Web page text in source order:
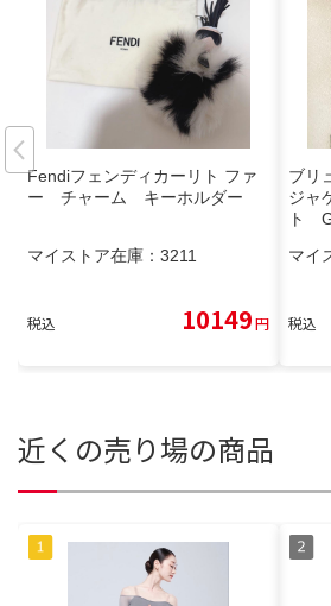
Fendiフェンディカーリト ファ
ー チャーム キーホルダー
マイストア在庫： 3211
税込 10149円
ブリ
ジャ
ト
マイ
税込
近くの売り場の商品